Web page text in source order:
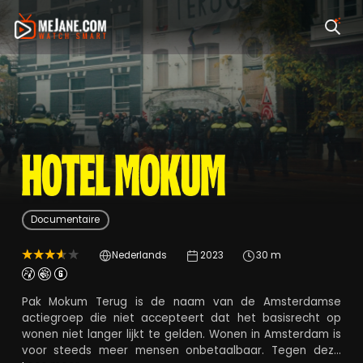
Hotel Mokum
Documentaire
Nederlands 2023 30 m
Pak Mokum Terug is de naam van de Amsterdamse
actiegroep die niet accepteert dat het basisrecht op
wonen niet langer lijkt te gelden. Wonen in Amsterdam is
voor steeds meer mensen onbetaalbaar. Tegen deze